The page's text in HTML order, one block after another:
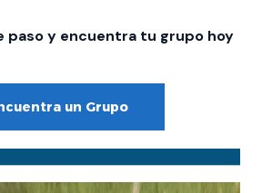
paso y encuentra tu grupo hoy
un Grupo